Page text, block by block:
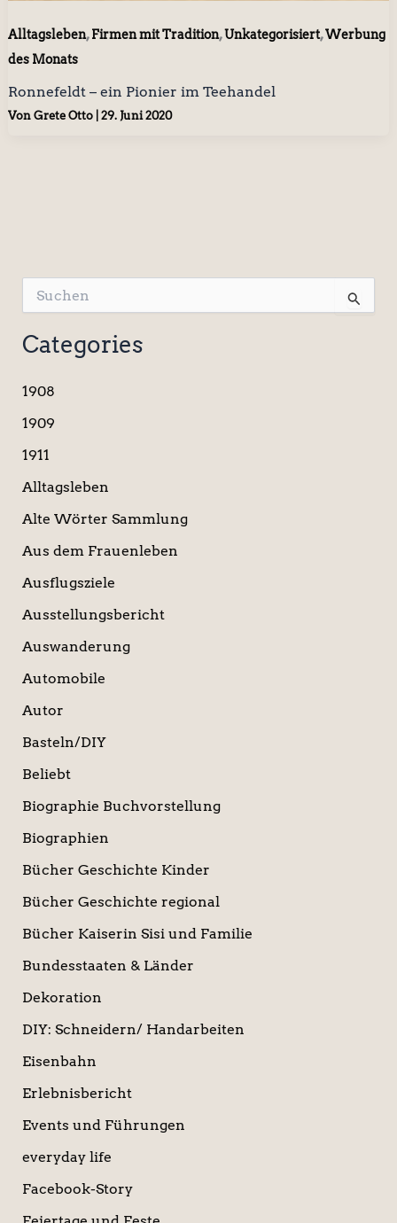
Alltagsleben,Firmen mit Tradition,Unkategorisiert,Werbung
des Monats
Ronnefeldt – ein Pionier im Teehandel
Von Grete Otto 29. Juni 2020
u
c
h
n
a
h
Categories
1908
1909
1911
Alltagsleben
Alte Wörter Sammlung
Aus dem Frauenleben
Ausflugsziele
Ausstellungsbericht
Auswanderung
Automobile
Autor
Basteln/DIY
Beliebt
Biographie Buchvorstellung
Biographien
Bücher Geschichte Kinder
Bücher Geschichte regional
Bücher Kaiserin Sisi und Familie
Bundesstaaten & Länder
Dekoration
DIY: Schneidern/ Handarbeiten
Eisenbahn
Erlebnisbericht
Events und Führungen
everyday life
Facebook-Story